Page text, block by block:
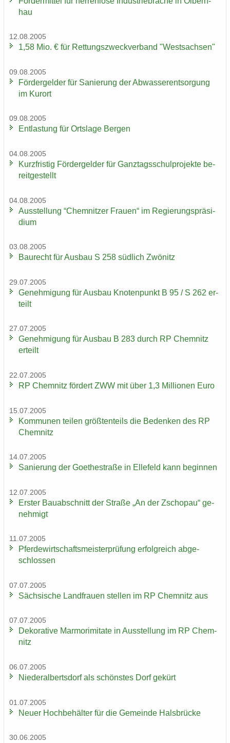
hau
12.08.2005
1,58 Mio. € für Ret­tungs­zweck­ver­band "West­sach­sen"
09.08.2005
För­der­gel­der für Sa­nie­rung der Ab­was­ser­ent­sor­gung
im Kur­ort
09.08.2005
Ent­las­tung für Orts­la­ge Ber­gen
04.08.2005
Kurz­fris­tig För­der­gel­der für Ganz­tags­schul­pro­jek­te be­
reit­ge­stellt
04.08.2005
Aus­stel­lung “Chem­nit­zer Frau­en“ im Re­gie­rungs­prä­si­
di­um
03.08.2005
Bau­recht für Aus­bau S 258 süd­lich Zwö­nitz
29.07.2005
Ge­neh­mi­gung für Aus­bau Kno­ten­punkt B 95 / S 262 er­
teilt
27.07.2005
Ge­neh­mi­gung für Aus­bau B 283 durch RP Chem­nitz
er­teilt
22.07.2005
RP Chem­nitz för­dert ZWW mit über 1,3 Mil­lio­nen Euro
15.07.2005
Kom­mu­nen tei­len größ­ten­teils die Be­den­ken des RP
Chem­nitz
14.07.2005
Sa­nie­rung der Goe­the­stra­ße in El­le­feld kann be­gin­nen
12.07.2005
Ers­ter Bau­ab­schnitt der Stra­ße „An der Zscho­pau“ ge­
neh­migt
11.07.2005
Pfer­de­wirt­schafts­meis­ter­prü­fung er­folg­reich ab­ge­
schlos­sen
07.07.2005
Säch­si­sche Land­frau­en stel­len im RP Chem­nitz aus
07.07.2005
De­ko­ra­ti­ve Mar­mo­r­imi­ta­te in Aus­stel­lung im RP Chem­
nitz
06.07.2005
Nie­der­al­berts­dorf als schöns­tes Dorf ge­kürt
01.07.2005
Neuer Hoch­be­häl­ter für die Ge­mein­de Hals­brü­cke
30.06.2005